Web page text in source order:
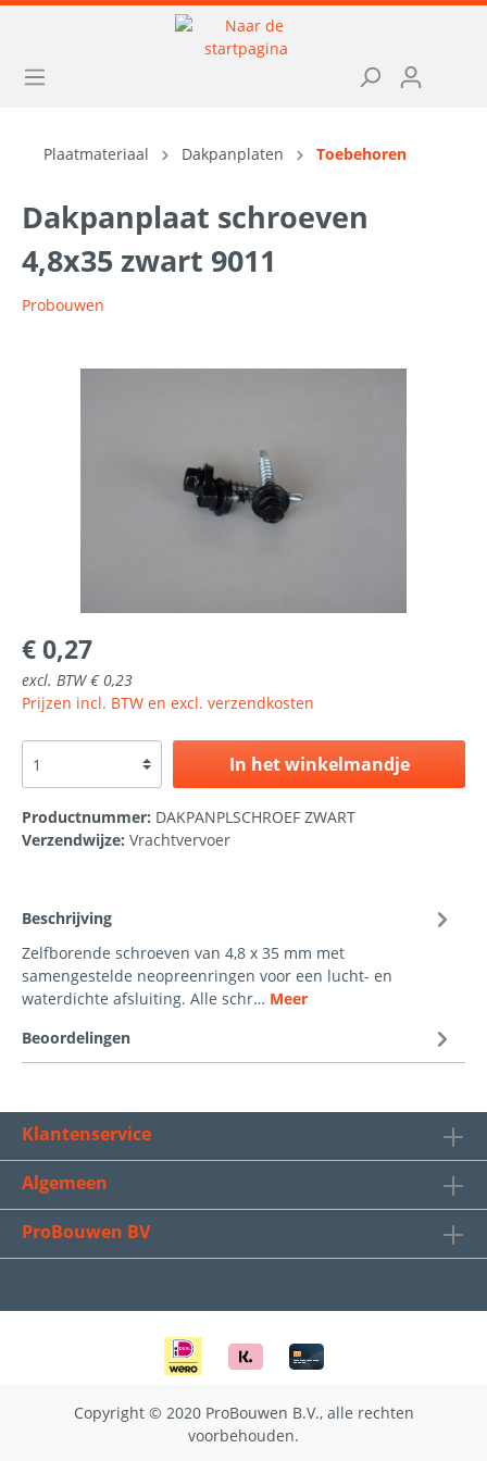
Plaatmateriaal Dakpanplaten Toebehoren
Dakpanplaat schroeven
4,8x35 zwart 9011
Probouwen
€ 0,27
excl. BTW € 0,23
Prijzen incl. BTW en excl. verzendkosten
In het winkelmandje
Productnummer: DAKPANPLSCHROEF ZWART
Verzendwijze: Vrachtvervoer
Beschrijving
Zelfborende schroeven van 4,8 x 35 mm met
samengestelde neopreenringen voor een lucht- en
waterdichte afsluiting. Alle schr… Meer
Beoordelingen
Klantenservice
Algemeen
ProBouwen BV
Copyright © 2020 ProBouwen B.V., alle rechten
voorbehouden.